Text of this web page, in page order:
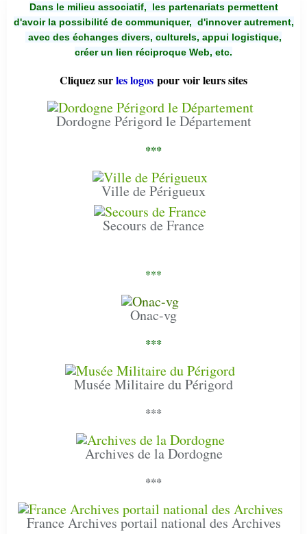
Dans le milieu associatif, les partenariats permettent
d'avoir la possibilité de communiquer, d'innover autrement,
avec des échanges divers, culturels, appui logistique,
créer un lien réciproque Web, etc.
Cliquez surles logos pour voir leurs sites
Dordogne Périgord le Département
***
Ville de Périgueux
Secours de France
***
Onac-vg
***
Musée Militaire du Périgord
***
Archives de la Dordogne
***
France Archives portail national des Archives